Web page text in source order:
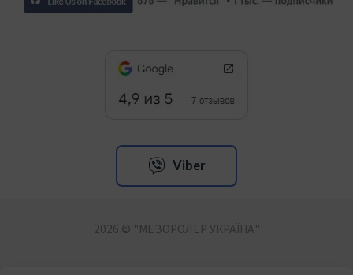
Viber
2026 © "МЕЗОРОЛЕР УКРАЇНА"